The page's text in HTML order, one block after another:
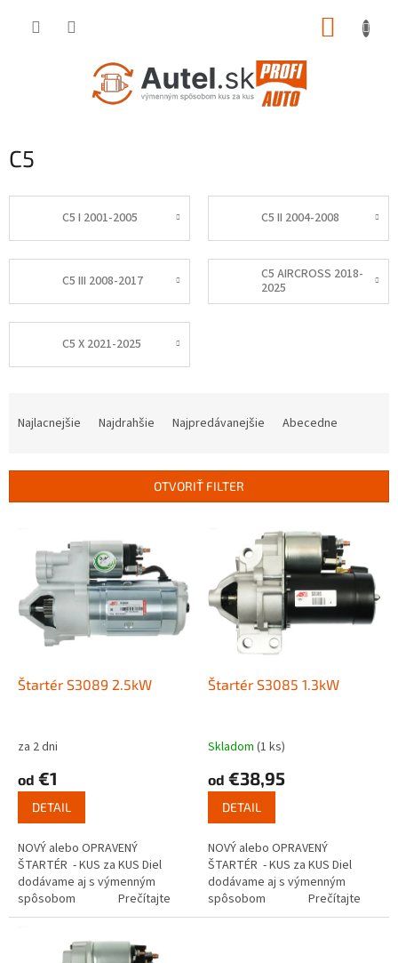
C5
C5 I 2001-2005 C5 II 2004-2008
C5 III 2008-2017
C5 AIRCROSS 2018-
2025
C5 X 2021-2025
i
Najlacnejšie Najdrahšie Najpredávanejšie Abecedne
OTVORIŤ FILTER
Štartér S3089 2.5kW
za 2 dni
od €1
DETAIL
NOVÝ alebo OPRAVENÝ
ŠTARTÉR - KUS za KUS Diel
dodávame aj s výmenným
spôsobom Prečítajte
si ako funguje...
Štartér S3085 1.3kW
Skladom (1 ks)
od €38,95
DETAIL
NOVÝ alebo OPRAVENÝ
ŠTARTÉR - KUS za KUS Diel
dodávame aj s výmenným
spôsobom Prečítajte
si ako funguje...